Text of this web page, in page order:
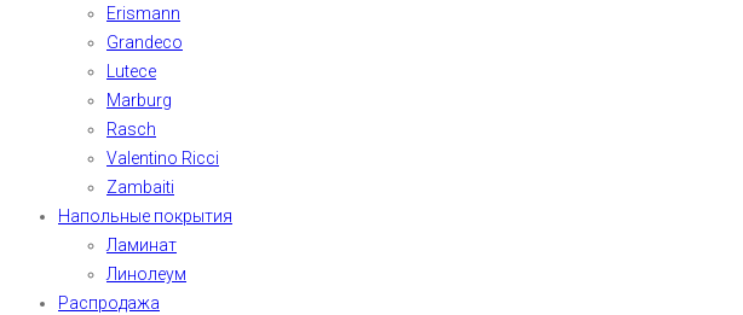
Erismann
Grandeco
Lutece
Marburg
Rasch
Valentino Ricci
Zambaiti
Напольные покрытия
Ламинат
Линолеум
Распродажа